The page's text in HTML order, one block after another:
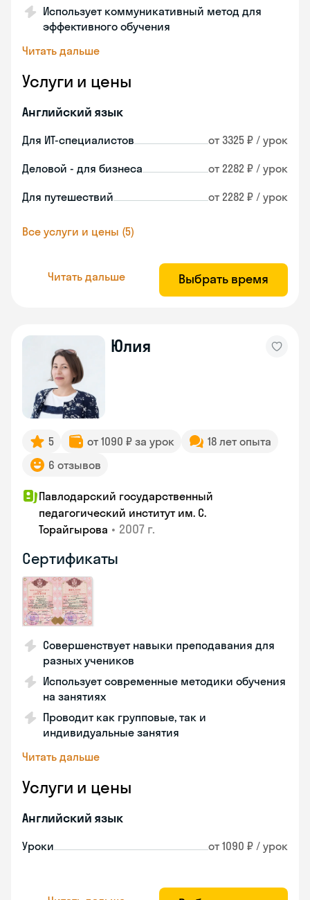
Использует коммуникативный метод для
эффективного обучения
Читать дальше
Услуги и цены
Английский язык
Для ИТ-специалистов от 3325 ₽ / урок
Деловой - для бизнеса от 2282 ₽ / урок
Для путешествий от 2282 ₽ / урок
Все услуги и цены (5)
Читать дальше Выбрать время
Юлия
5 от 1090 ₽ за урок
18 лет опыта
6 отзывов
Павлодарский государственный
педагогический институт им. С.
Торайгырова • 2007 г.
Сертификаты
Совершенствует навыки преподавания для
разных учеников
Использует современные методики обучения
на занятиях
Проводит как групповые, так и
индивидуальные занятия
Читать дальше
Услуги и цены
Английский язык
Уроки от 1090 ₽ / урок